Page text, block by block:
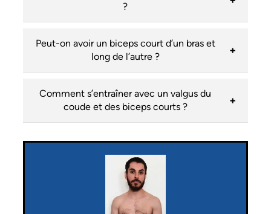
?
Peut-on avoir un biceps court d’un bras et
long de l’autre ?
Comment s’entraîner avec un valgus du
coude et des biceps courts ?